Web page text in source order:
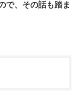
で、その話も踏ま